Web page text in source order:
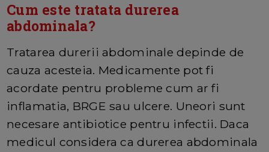
Cum este tratata durerea
abdominala?
Tratarea durerii abdominale depinde de
cauza acesteia. Medicamente pot fi
acordate pentru probleme cum ar fi
inflamatia, BRGE sau ulcere. Uneori sunt
necesare antibiotice pentru infectii. Daca
medicul considera ca durerea abdominala